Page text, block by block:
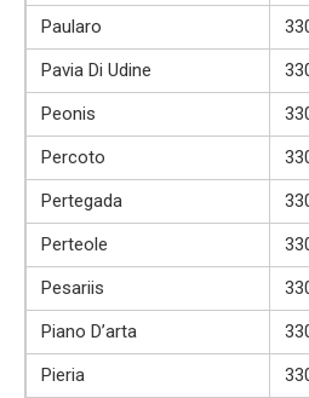
Paularo
Pavia Di Udine
Peonis
Percoto
Pertegada
Perteole
Pesariis
Piano D’arta
Pieria